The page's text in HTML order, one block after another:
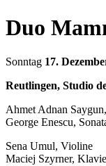
Duo
Sonntag 17.
Reutlingen, Studio
Ahmet Adnan
George Enescu,
Sena Umul, Violine
Maciej Szyrner,